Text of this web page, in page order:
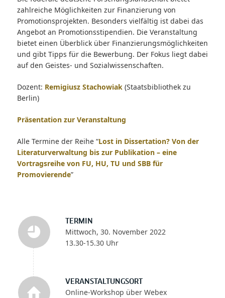
TERMIN
Mittwoch, 30. November 2022
13.30-15.30 Uhr
VERANSTALTUNGSORT
Online-Workshop über Webex
zahlreiche Möglichkeiten zur Finanzierung von
Promotionsprojekten. Besonders vielfältig ist dabei das
Angebot an Promotionsstipendien. Die Veranstaltung
bietet einen Überblick über Finanzierungsmöglichkeiten
und gibt Tipps für die Bewerbung. Der Fokus liegt dabei
auf den Geistes- und Sozialwissenschaften.
Dozent: Remigiusz Stachowiak(Staatsbibliothek zu
Berlin)
Präsentation zur Veranstaltung
Alle Termine der Reihe “Lost in Dissertation? Von der
Literaturverwaltung bis zur Publikation – eine
Vortragsreihe von FU, HU, TU und SBB für
Promovierende”